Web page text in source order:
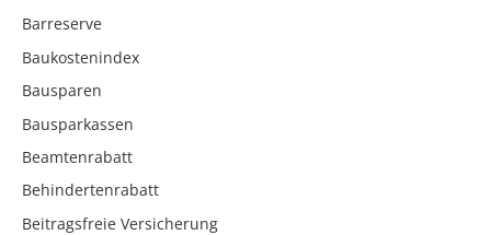
Barreserve
Baukostenindex
Bausparen
Bausparkassen
Beamtenrabatt
Behindertenrabatt
Beitragsfreie Versicherung